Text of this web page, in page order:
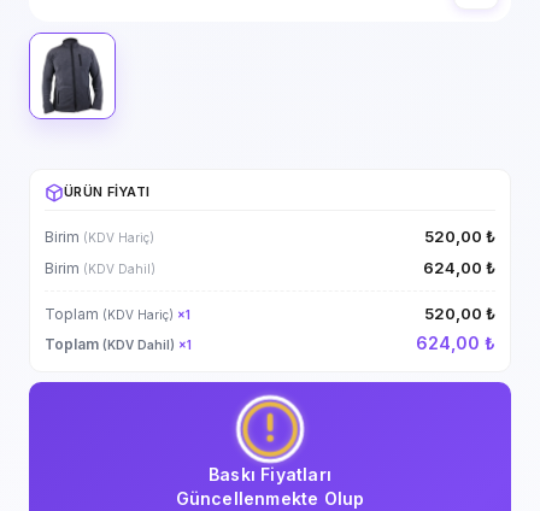
ÜRÜN FIYATI
Birim (KDV Hariç) 520,00 ₺
Birim (KDV Dahil) 624,00 ₺
Toplam (KDV Hariç) ×1 520,00 ₺
Toplam (KDV Dahil) ×1 624,00 ₺
Baskı Fiyatları
Güncellenmekte Olup